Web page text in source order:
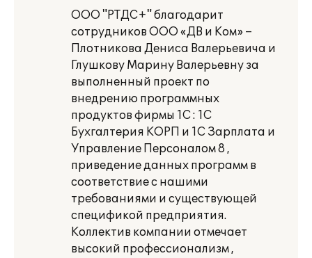
ООО "РТДС+" благодарит
сотрудников ООО «ДВ и Ком» –
Плотникова Дениса Валерьевича и
Глушкову Марину Валерьевну за
выполненный проект по
внедрению программных
продуктов фирмы 1С : 1С
Бухгалтерия КОРП и 1С Зарплата и
Управление Персоналом 8 ,
приведение данных программ в
соответствие с нашими
требованиями и существующей
спецификой предприятия.
Коллектив компании отмечает
высокий профессионализм ,